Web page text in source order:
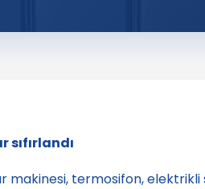
sıfırlandı
makinesi, termosifon, elektrikli